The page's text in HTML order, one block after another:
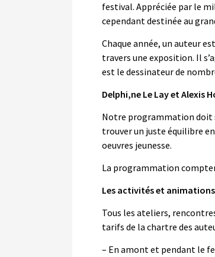
festival. Appréciée par le
cependant destinée au
Chaque année, un auteur
travers une exposition. Il
est le dessinateur de
Delphi,ne Le Lay et Alexis
Notre programmation doit
trouver un juste équilibre
oeuvres jeunesse.
La programmation
Les activités et
Tous les ateliers,
tarifs de la chartre des
– En amont et pendant le